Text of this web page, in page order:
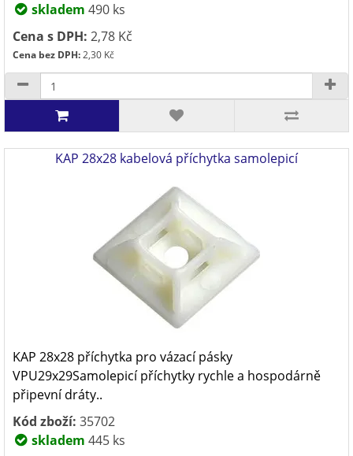
skladem 490 ks
Cena s DPH: 2,78 Kč
Cena bez DPH:2,30 Kč
KAP 28x28 kabelová příchytka samolepicí
KAP 28x28 příchytka pro vázací pásky
VPU29x29Samolepicí příchytky rychle a hospodárně
připevní dráty..
Kód zboží: 35702
skladem 445 ks